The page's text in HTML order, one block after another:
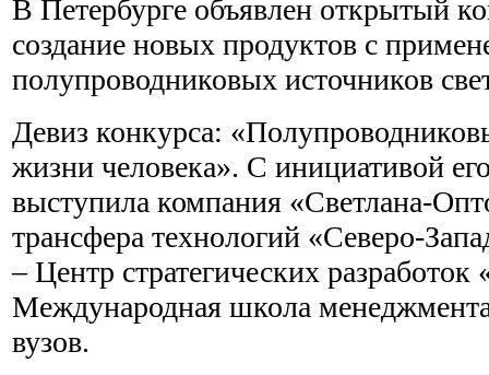
В Петербурге объявлен открытый
создание новых продуктов с
полупроводниковых источников
Девиз конкурса:
жизни человека». С инициативой
выступила компания «Светлана-
трансфера технологий «Северо-
– Центр стратегических разработок
Международная школа
вузов.